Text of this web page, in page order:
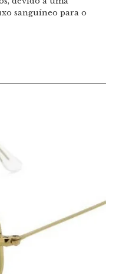
sanguíneo para o